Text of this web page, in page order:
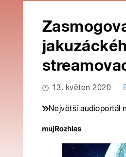
13. květen 2020
Největší audioportál